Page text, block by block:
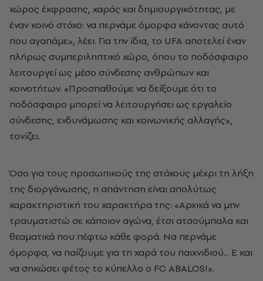
χώρος έκφρασης, χαράς και δημιουργικότητας, με
έναν κοινό στόχο: να περνάμε όμορφα κάνοντας αυτό
που αγαπάμε», λέει. Για την ίδια, το UFA αποτελεί έναν
πλήρως συμπεριληπτικό χώρο, όπου το ποδόσφαιρο
λειτουργεί ως μέσο σύνδεσης ανθρώπων και
κοινοτήτων. «Προσπαθούμε να δείξουμε ότι το
ποδόσφαιρο μπορεί να λειτουργήσει ως εργαλείο
σύνδεσης, ενδυνάμωσης και κοινωνικής αλλαγής»,
τονίζει.
Όσο για τους προσωπικούς της στόχους μέχρι τη λήξη
της διοργάνωσης, η απάντηση είναι απολύτως
χαρακτηριστική του χαρακτήρα της: «Αρχικά να μην
τραυματιστώ σε κάποιον αγώνα, έτσι ατσούμπαλα και
θεαματικά που πέφτω κάθε φορά. Να περνάμε
όμορφα, να παίζουμε για τη χαρά του παιχνιδιού... Ε και
να σηκώσει φέτος το κύπελλο ο FC ABALOS!».